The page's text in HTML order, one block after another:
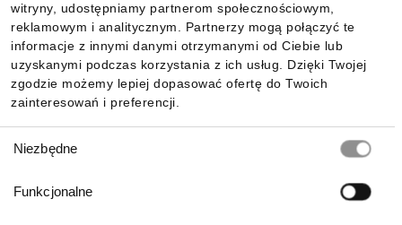
witryny, udostępniamy partnerom społecznościowym,
reklamowym i analitycznym. Partnerzy mogą połączyć te
informacje z innymi danymi otrzymanymi od Ciebie lub
uzyskanymi podczas korzystania z ich usług. Dzięki Twojej
zgodzie możemy lepiej dopasować ofertę do Twoich
zainteresowań i preferencji.
zgody
Niezbędne
Funkcjonalne
Pobierz naszą aplikację mobilną: